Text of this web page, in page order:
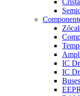
IC
IC